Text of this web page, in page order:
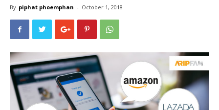
By piphat phoemphan - October 1, 2018